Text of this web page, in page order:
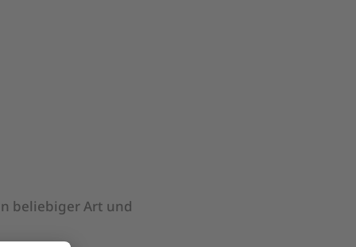
beliebiger Art und